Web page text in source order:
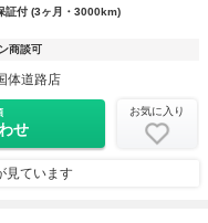
証付 (3ヶ月・3000km)
商談可
体道路店
せ
お気に入り
見ています